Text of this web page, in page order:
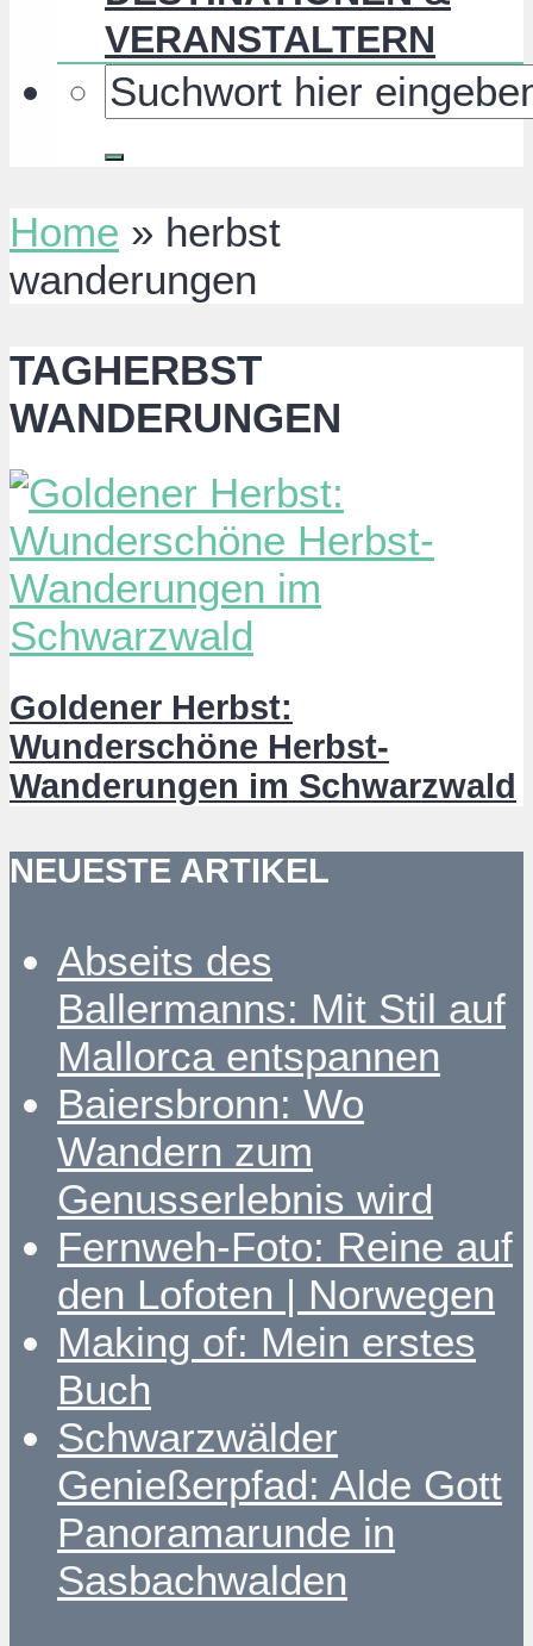
VERANSTALTERN
Home » herbst
wanderungen
TAGHERBST
WANDERUNGEN
Goldener Herbst:
Wunderschöne Herbst-
Wanderungen im Schwarzwald
NEUESTE ARTIKEL
Abseits des
Ballermanns: Mit Stil auf
Mallorca entspannen
Baiersbronn: Wo
Wandern zum
Genusserlebnis wird
Fernweh-Foto: Reine auf
den Lofoten | Norwegen
Making of: Mein erstes
Buch
Schwarzwälder
Genießerpfad: Alde Gott
Panoramarunde in
Sasbachwalden